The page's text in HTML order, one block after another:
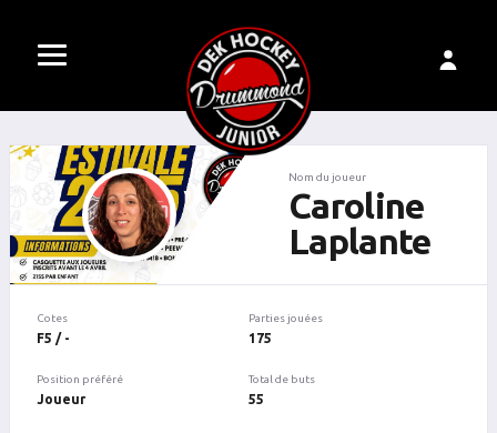
Nom du joueur
Caroline
Laplante
Cotes
F5 / -
Position préféré
Joueur
Parties jouées
175
Total de buts
55